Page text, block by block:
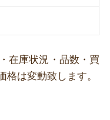
在庫状況・品数・買
格は変動致します。